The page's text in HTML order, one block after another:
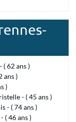
( 62 ans )
ans )
)
- ( 45 ans )
- ( 74 ans )
( 46 ans )